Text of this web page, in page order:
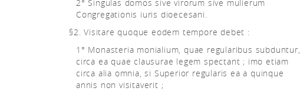
2° Singulas domos sive virorum sive mulierum
Congregationis iuris dioecesani.
§2. Visitare quoque eodem tempore debet :
1° Monasteria monialium, quae regularibus subduntur,
circa ea quae clausurae legem spectant ; imo etiam
circa alia omnia, si Superior regularis ea a quinque
annis non visitaverit ;